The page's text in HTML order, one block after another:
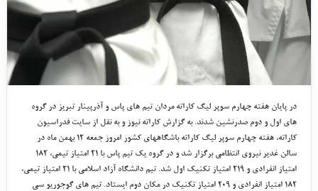
در پایان هفته چهارم سوپر لیگ کاراته مردان تیم های پاس و آذرپینار تبریز در گروه
های اول و دوم صدرنشین شدند. به گزارش کاراته نیوز و به نقل از سایت فدراسیون
کاراته، هفته چهارم سوپر لیگ کاراته باشگاههای کشور امروز جمعه ۱۲ بهمن ماه در
سالن غدیر نیروی انتظامی برگزار شد و در گروه یک تیم پاس با ۲۱ امتیاز تیمی، ۱۸۲
امتیاز انفرادی و ۲۱۹ امتیاز تکنیک اول شد. تیم دانشگاه آزاد اسلامی با ۲۱ امتیاز تیمی،
۱۸۲ امتیاز انفرادی و ۲۰۹ امتیاز تکنیک در مکان دوم ایستاد. تیم های گوجوریو سی